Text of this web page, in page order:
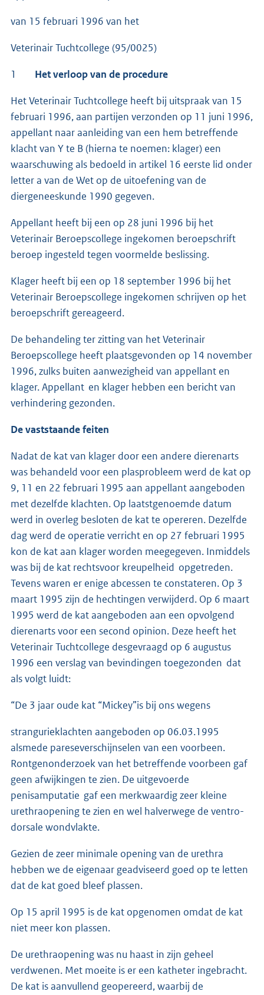
van 15 februari 1996 van het
Veterinair Tuchtcollege (95/0025)
1 Het verloop van de procedure
Het Veterinair Tuchtcollege heeft bij uitspraak van 15
februari 1996, aan partijen verzonden op 11 juni 1996,
appellant naar aanleiding van een hem betreffende
klacht van Y te B (hierna te noemen: klager) een
waarschuwing als bedoeld in artikel 16 eerste lid onder
letter a van de Wet op de uitoefening van de
diergeneeskunde 1990 gegeven.
Appellant heeft bij een op 28 juni 1996 bij het
Veterinair Beroepscollege ingekomen beroepschrift
beroep ingesteld tegen voormelde beslissing.
Klager heeft bij een op 18 september 1996 bij het
Veterinair Beroepscollege ingekomen schrijven op het
beroepschrift gereageerd.
De behandeling ter zitting van het Veterinair
Beroepscollege heeft plaatsgevonden op 14 november
1996, zulks buiten aanwezigheid van appellant en
klager. Appellant en klager hebben een bericht van
verhindering gezonden.
De vaststaande feiten
Nadat de kat van klager door een andere dierenarts
was behandeld voor een plasprobleem werd de kat op
9, 11 en 22 februari 1995 aan appellant aangeboden
met dezelfde klachten. Op laatstgenoemde datum
werd in overleg besloten de kat te opereren. Dezelfde
dag werd de operatie verricht en op 27 februari 1995
kon de kat aan klager worden meegegeven. Inmiddels
was bij de kat rechtsvoor kreupelheid opgetreden.
Tevens waren er enige abcessen te constateren. Op 3
maart 1995 zijn de hechtingen verwijderd. Op 6 maart
1995 werd de kat aangeboden aan een opvolgend
dierenarts voor een second opinion. Deze heeft het
Veterinair Tuchtcollege desgevraagd op 6 augustus
1996 een verslag van bevindingen toegezonden dat
als volgt luidt:
“De 3 jaar oude kat “Mickey”is bij ons wegens
strangurieklachten aangeboden op 06.03.1995
alsmede pareseverschijnselen van een voorbeen.
Rontgenonderzoek van het betreffende voorbeen gaf
geen afwijkingen te zien. De uitgevoerde
penisamputatie gaf een merkwaardig zeer kleine
urethraopening te zien en wel halverwege de ventro-
dorsale wondvlakte.
Gezien de zeer minimale opening van de urethra
hebben we de eigenaar geadviseerd goed op te letten
dat de kat goed bleef plassen.
Op 15 april 1995 is de kat opgenomen omdat de kat
niet meer kon plassen.
De urethraopening was nu haast in zijn geheel
verdwenen. Met moeite is er een katheter ingebracht.
De kat is aanvullend geopereerd, waarbij de